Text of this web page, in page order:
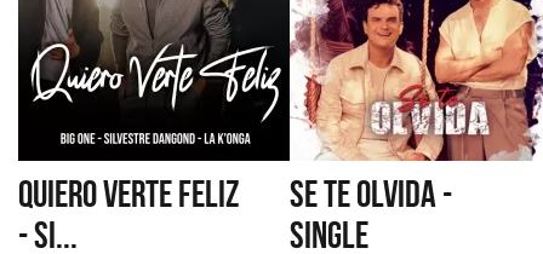
QUIERO VERTE FELIZ
- SI...
SE TE OLVIDA -
SINGLE